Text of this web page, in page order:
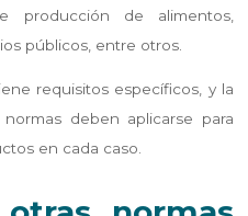
producción de alimentos,
públicos, entre otros.
requisitos específicos, y la
deben aplicarse para
en cada caso.